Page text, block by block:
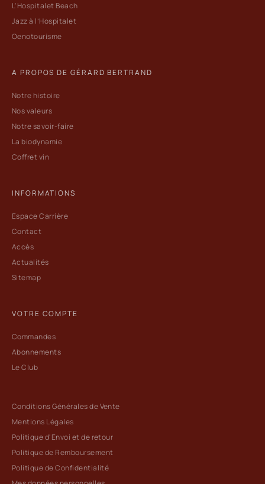
L'Hospitalet Beach
Jazz à l’Hospitalet
Oenotourisme
A PROPOS DE GÉRARD BERTRAND
Notre histoire
Nos valeurs
Notre savoir-faire
La biodynamie
Coffret vin
INFORMATIONS
Espace Carrière
Contact
Accès
Actualités
Sitemap
VOTRE COMPTE
Commandes
Abonnements
Le Club
Conditions Générales de Vente
Mentions Légales
Politique d'Envoi et de retour
Politique de Remboursement
Politique de Confidentialité